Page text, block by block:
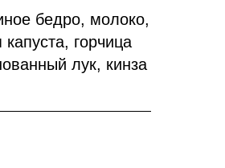
бедро, молоко,
горчица
лук, кинза